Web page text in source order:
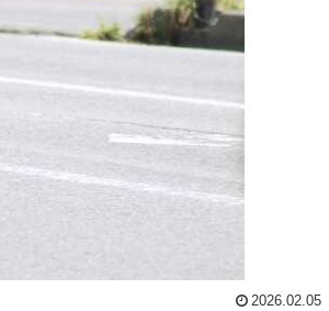
2026.02.05